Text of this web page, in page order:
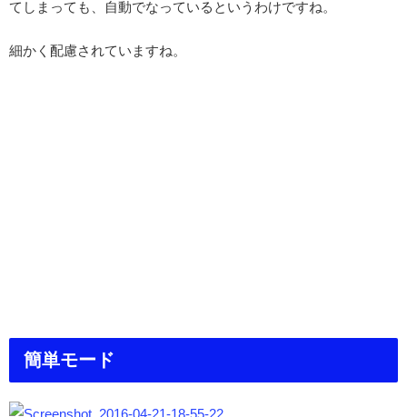
てしまっても、自動でなっているというわけですね。
細かく配慮されていますね。
簡単モード